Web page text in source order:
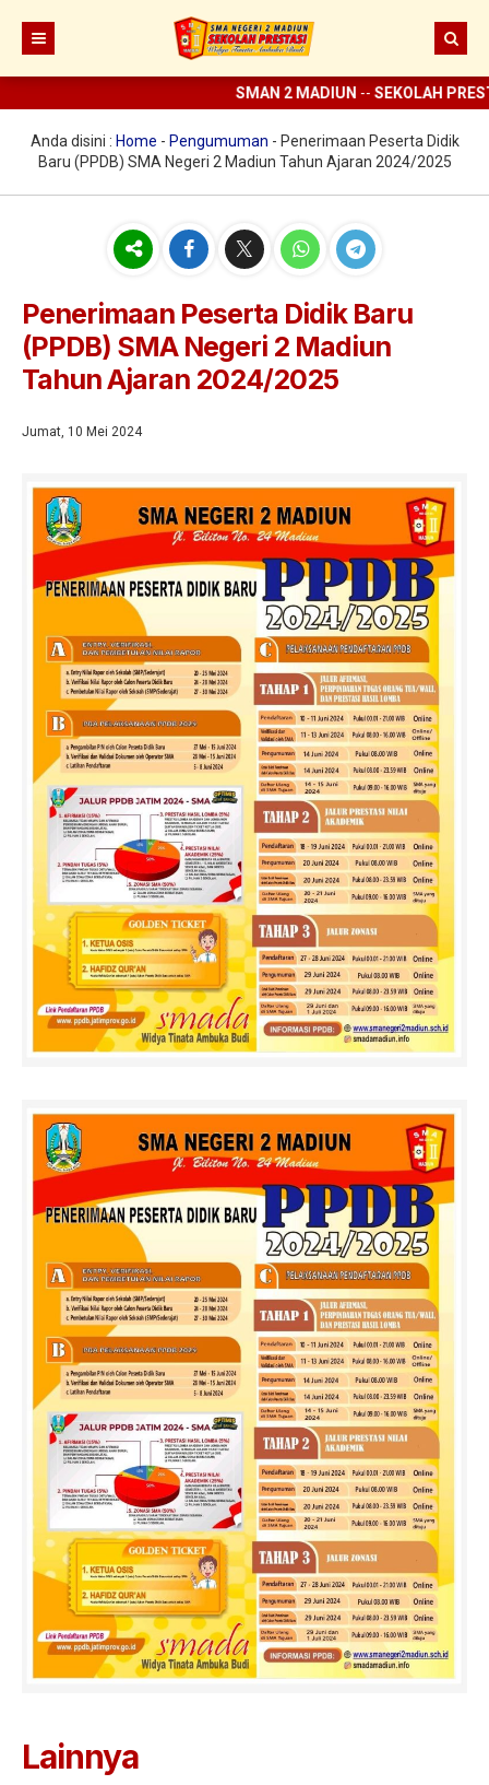
Berita
Visi Misi SMAN 2 Madiun
Struktur Organisasi
Sarana dan Prasarana
Ekstrakurikuler
Pramuka
SCC
KIR
UKS
Jurnalistik
Tari
Teather
Digital Sekolah
ELITE
E-learning
Perpus Digital
Guru dan Karyawan
SMAN 2 MADIUN-- SEKOLAH
Anda disini : Home - Pengumuman - Penerimaan Peserta Didik
Baru (PPDB) SMA Negeri 2 Madiun Tahun Ajaran 2024/2025
Penerimaan Peserta Didik Baru
(PPDB) SMA Negeri 2 Madiun
Tahun Ajaran 2024/2025
Jumat, 10 Mei 2024
Lainnya